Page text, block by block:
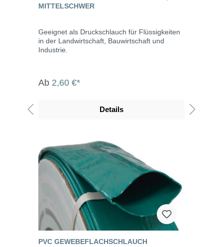
MITTELSCHWER
Geeignet als Druckschlauch für Flüssigkeiten
in der Landwirtschaft, Bauwirtschaft und
Industrie.
Ab 2,60 €*
Details
PVC GEWEBEFLACHSCHLAUCH